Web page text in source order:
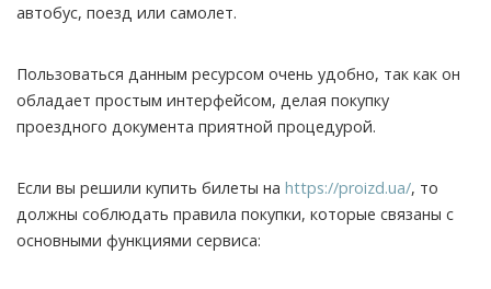
автобус, поезд или самолет.
Пользоваться данным ресурсом очень удобно, так как он
обладает простым интерфейсом, делая покупку
проездного документа приятной процедурой.
Если вы решили купить билеты на https://proizd.ua/, то
должны соблюдать правила покупки, которые связаны с
основными функциями сервиса: